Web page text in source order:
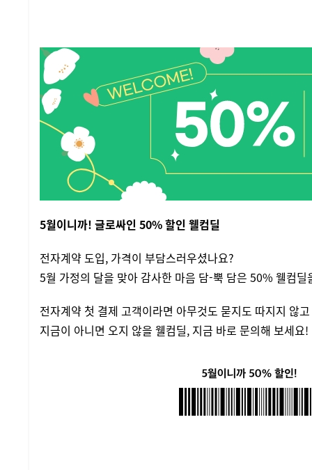
5월이니까! 글로싸인 50% 할인 웰컴딜
전자계약 도입, 가격이 부담스러우셨나요?
5월 가정의 달을 맞아 감사한 마음 담-뿍 담은 50% 웰컴딜
전자계약 첫 결제 고객이라면 아무것도 묻지도 따지지 않
지금이 아니면 오지 않을 웰컴딜, 지금 바로 문의해 보세요!